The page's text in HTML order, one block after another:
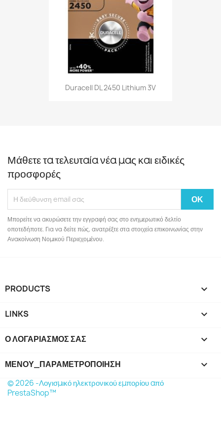
Duracell DL 2450 Lithium 3V
Μάθετε τα τελευταία νέα μας και ειδικές
προσφορές
Μπορείτε να ακυρώσετε την εγγραφή σας στο ενημερωτικό δελτίο
οποτεδήποτε. Για να δείτε πώς, ανατρέξτε στα στοιχεία επικοινωνίας στην
Ανακοίνωση Νομικού Περιεχομένου.
PRODUCTS 
LINKS 
Ο ΛΟΓΑΡΙΑΣΜΌΣ ΣΑΣ 
ΜΕΝΟΎ_ΠΑΡΑΜΕΤΡΟΠΟΊΗΣΗ keyboard_arrow_down
© 2026 -Λογισμικό ηλεκτρονικού εμπορίου από
PrestaShop™